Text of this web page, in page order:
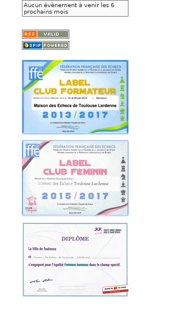
Aucun évènement à venir les 6
prochains mois